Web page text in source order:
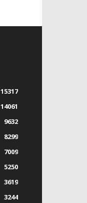
15317
14061
9632
8299
7009
5250
3619
3244